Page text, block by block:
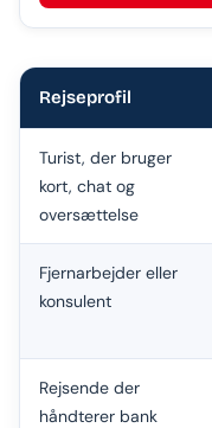
Rejseprofil
Turist, der bruger
kort, chat og
oversættelse
Fjernarbejder eller
konsulent
Rejsende der
håndterer bank